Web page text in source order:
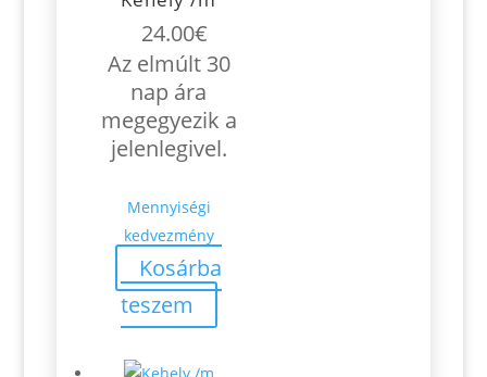
24.00€
Az elmúlt 30
nap ára
megegyezik a
jelenlegivel.
Mennyiségi
kedvezmény
Kosárba
teszem